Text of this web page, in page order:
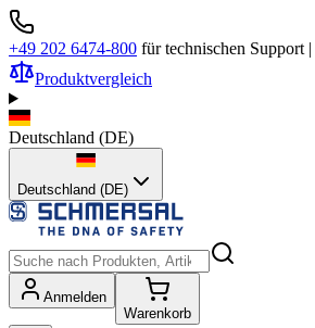
+49 202 6474-800 für technischen Support |
Produktvergleich
Deutschland (DE)
Deutschland (DE)
Anmelden
Warenkorb